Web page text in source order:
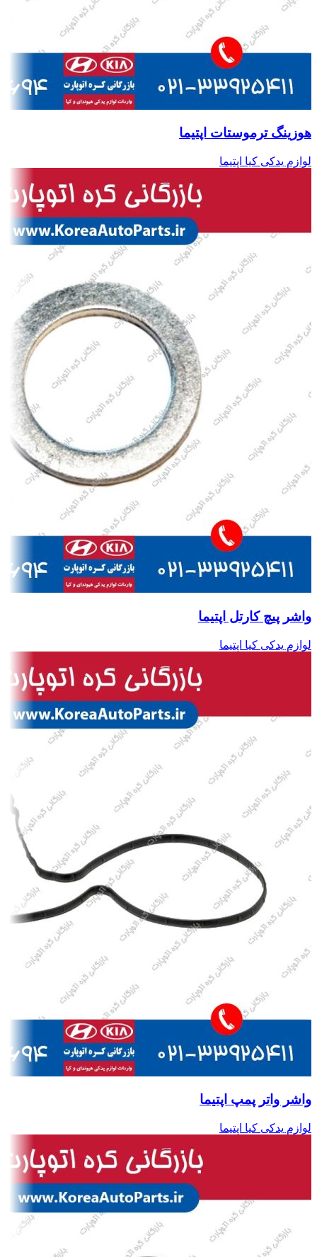
هوزینگ ترموستات اپتیما
لوازم یدکی کیا اپتیما
واشر پیچ کارتل اپتیما
لوازم یدکی کیا اپتیما
واشر واتر پمپ اپتیما
لوازم یدکی کیا اپتیما